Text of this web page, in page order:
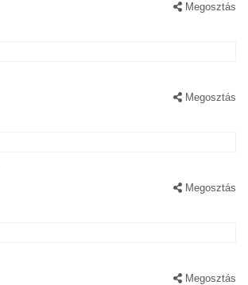
Megosztás
Megosztás
Megosztás
Megosztás